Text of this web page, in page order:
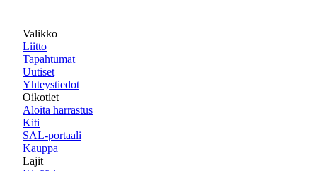
Valikko
Liitto
Tapahtumat
Uutiset
Yhteystiedot
Oikotiet
Aloita harrastus
Kiti
SAL-portaali
Kauppa
Lajit